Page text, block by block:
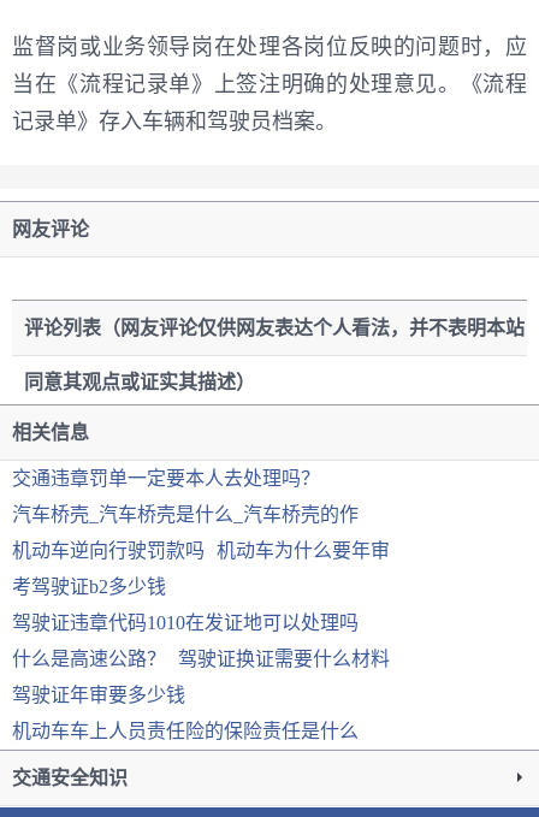
监督岗或业务领导岗在处理各岗位反映的问题时，应
当在《流程记录单》上签注明确的处理意见。《流程
记录单》存入车辆和驾驶员档案。
网友评论
评论列表（网友评论仅供网友表达个人看法，并不表明本站
同意其观点或证实其描述）
相关信息
交通违章罚单一定要本人去处理吗？
汽车桥壳_汽车桥壳是什么_汽车桥壳的作
机动车逆向行驶罚款吗
机动车为什么要年审
考驾驶证b2多少钱
驾驶证违章代码1010在发证地可以处理吗
什么是高速公路？
驾驶证换证需要什么材料
驾驶证年审要多少钱
机动车车上人员责任险的保险责任是什么
交通安全知识